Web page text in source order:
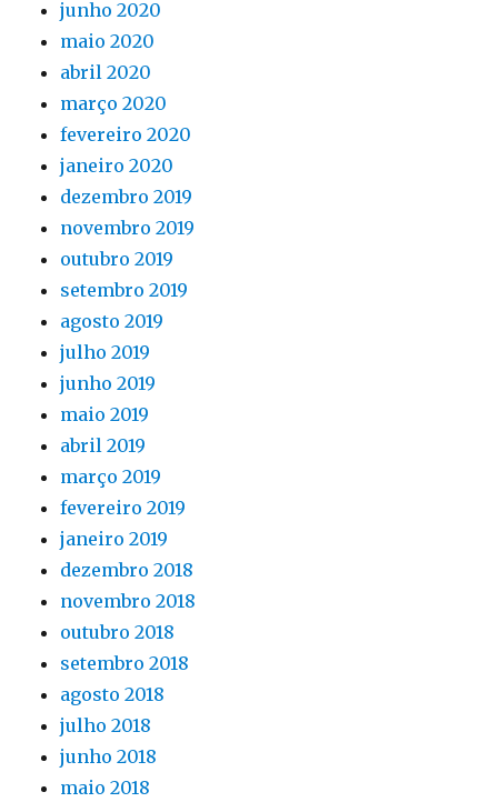
junho 2020
maio 2020
abril 2020
março 2020
fevereiro 2020
janeiro 2020
dezembro 2019
novembro 2019
outubro 2019
setembro 2019
agosto 2019
julho 2019
junho 2019
maio 2019
abril 2019
março 2019
fevereiro 2019
janeiro 2019
dezembro 2018
novembro 2018
outubro 2018
setembro 2018
agosto 2018
julho 2018
junho 2018
maio 2018